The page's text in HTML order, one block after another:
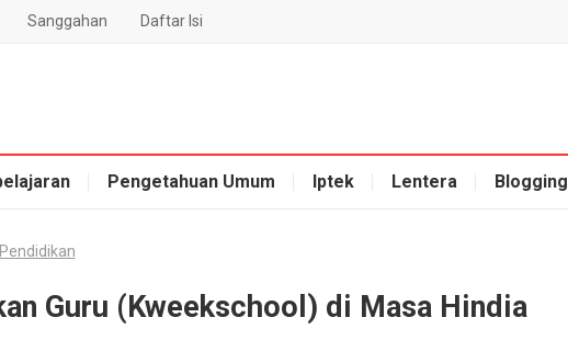
Sanggahan Daftar Isi
Pengetahuan Umum Iptek Lentera Blogging
Guru (Kweekschool) di Masa Hindia